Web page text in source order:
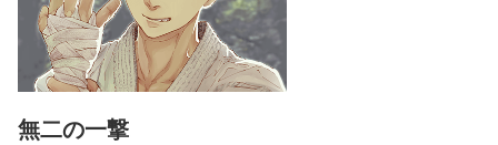
無二の一撃